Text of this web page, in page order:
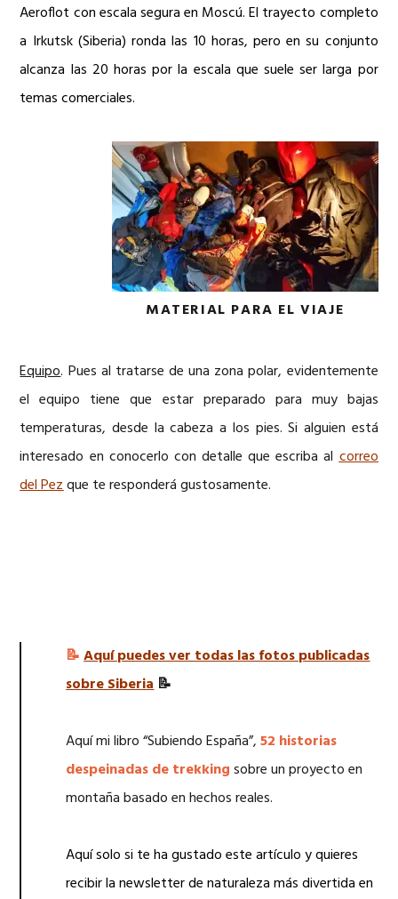
Aeroflot con escala segura en Moscú. El trayecto completo
a Irkutsk (Siberia) ronda las 10 horas, pero en su conjunto
alcanza las 20 horas por la escala que suele ser larga por
temas comerciales.
MATERIAL PARA EL VIAJE
Equipo. Pues al tratarse de una zona polar, evidentemente
el equipo tiene que estar preparado para muy bajas
temperaturas, desde la cabeza a los pies. Si alguien está
interesado en conocerlo con detalle que escriba alcorreo
del Pezque te responderá gustosamente.
📝 Aquí puedes ver todas las fotos publicadas
sobre Siberia 📝
Aquí mi libro “Subiendo España”,52 historias
despeinadas de trekking sobre un proyecto en
montaña basado en hechos reales.
Aquí solo si te ha gustado este artículo y quieres
recibir la newsletter de naturaleza más divertida en